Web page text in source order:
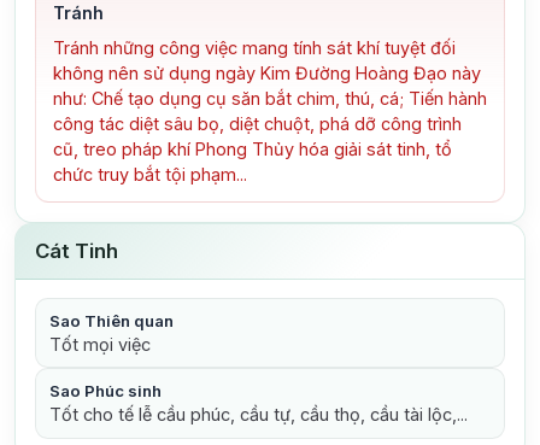
Tránh
Tránh những công việc mang tính sát khí tuyệt đối
không nên sử dụng ngày Kim Đường Hoàng Đạo này
như: Chế tạo dụng cụ săn bắt chim, thú, cá; Tiến hành
công tác diệt sâu bọ, diệt chuột, phá dỡ công trình
cũ, treo pháp khí Phong Thủy hóa giải sát tinh, tổ
chức truy bắt tội phạm...
Cát Tinh
Sao Thiên quan
Tốt mọi việc
Sao Phúc sinh
Tốt cho tế lễ cầu phúc, cầu tự, cầu thọ, cầu tài lộc,...